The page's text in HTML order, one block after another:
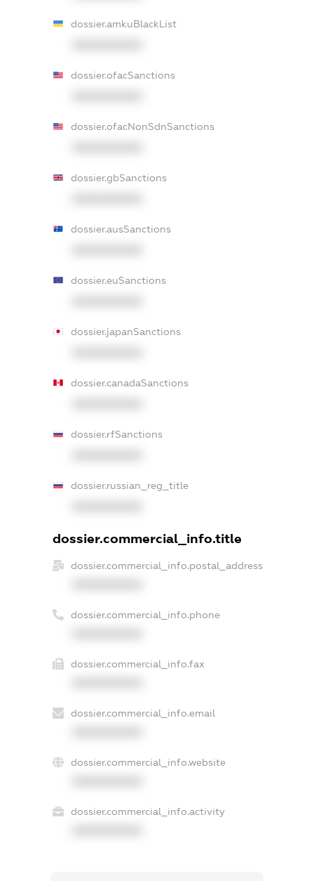
dossier.amkuBlackList
dossier.ofacSanctions
dossier.ofacNonSdnSanctions
dossier.gbSanctions
dossier.ausSanctions
dossier.euSanctions
dossier.japanSanctions
dossier.canadaSanctions
dossier.rfSanctions
dossier.russian_reg_title
dossier.commercial_info.title
dossier.commercial_info.postal_address
dossier.commercial_info.phone
dossier.commercial_info.fax
dossier.commercial_info.email
dossier.commercial_info.website
dossier.commercial_info.activity